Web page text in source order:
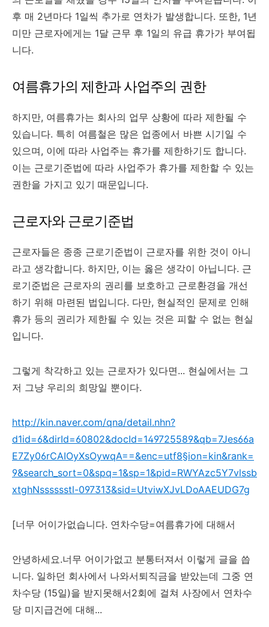
후 매 2년마다 1일씩 추가로 연차가 발생합니다. 또한, 1년
미만 근로자에게는 1달 근무 후 1일의 유급 휴가가 부여됩
니다.
여름휴가의 제한과 사업주의 권한
하지만, 여름휴가는 회사의 업무 상황에 따라 제한될 수
있습니다. 특히 여름철은 많은 업종에서 바쁜 시기일 수
있으며, 이에 따라 사업주는 휴가를 제한하기도 합니다.
이는 근로기준법에 따라 사업주가 휴가를 제한할 수 있는
권한을 가지고 있기 때문입니다.
근로자와 근로기준법
근로자들은 종종 근로기준법이 근로자를 위한 것이 아니
라고 생각합니다. 하지만, 이는 옳은 생각이 아닙니다. 근
로기준법은 근로자의 권리를 보호하고 근로환경을 개선
하기 위해 마련된 법입니다. 다만, 현실적인 문제로 인해
휴가 등의 권리가 제한될 수 있는 것은 피할 수 없는 현실
입니다.
그렇게 착각하고 있는 근로자가 있다면... 현실에서는 그
저 그냥 우리의 희망일 뿐이다.
http://kin.naver.com/qna/detail.nhn?
d1id=6&dirId=60802&docId=149725589&qb=7Jes66a
E7Zy06rCAIOyXsOywqA==&enc=utf8§ion=kin&rank=
9&search_sort=0&spq=1&sp=1&pid=RWYAzc5Y7vlssb
xtghNsssssstl-097313&sid=UtviwXJvLDoAAEUDG7g
[너무 어이가없습니다. 연차수당=여름휴가에 대해서
안녕하세요.너무 어이가없고 분통터져서 이렇게 글을 씁
니다. 일하던 회사에서 나와서퇴직금을 받았는데 그중 연
차수당 (15일)을 받지못해서2회에 걸쳐 사장에서 연차수
당 미지급건에 대해...